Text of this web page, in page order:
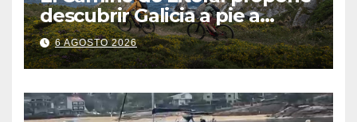
descubrir Galicia a pie a
través de más de 1.300
kilómetros
6 AGOSTO 2026